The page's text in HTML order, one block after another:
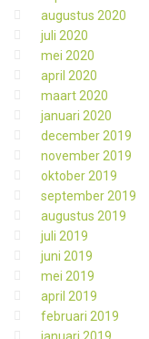
augustus 2020
juli 2020
mei 2020
april 2020
maart 2020
januari 2020
december 2019
november 2019
oktober 2019
september 2019
augustus 2019
juli 2019
juni 2019
mei 2019
april 2019
februari 2019